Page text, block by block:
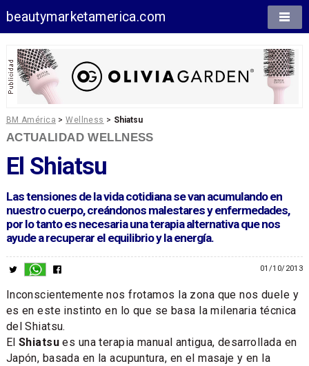
beautymarketamerica.com
BM América >Wellness > Shiatsu
ACTUALIDAD WELLNESS
El Shiatsu
Las tensiones de la vida cotidiana se van acumulando en
nuestro cuerpo, creándonos malestares y enfermedades,
por lo tanto es necesaria una terapia alternativa que nos
ayude a recuperar el equilibrio y la energía.
01/10/2013
Inconscientemente nos frotamos la zona que nos duele y
es en este instinto en lo que se basa la milenaria técnica
del Shiatsu.
El Shiatsu es una terapia manual antigua, desarrollada en
Japón, basada en la acupuntura, en el masaje y en la